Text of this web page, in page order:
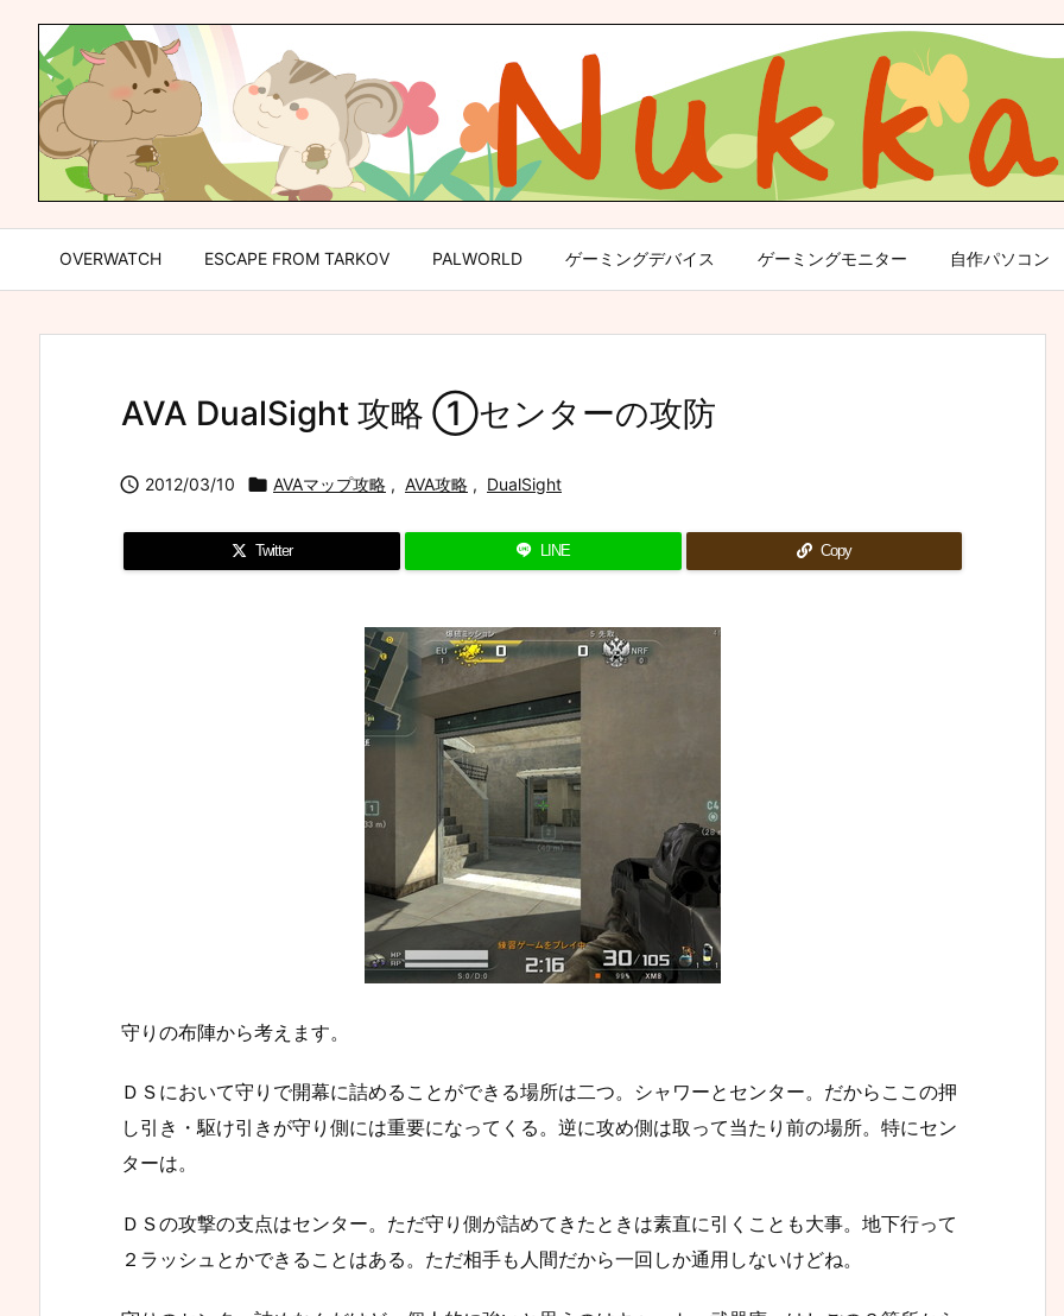
OVERWATCH ESCAPE FROM TARKOV PALWORLD ゲーミングデバイス ゲーミングモニター 自作パソコン
AVA DualSight 攻略 ①センターの攻防
 2012/03/10  AVAマップ攻略 , AVA攻略 , DualSight
Twitter LINE Copy
守りの布陣から考えます。
ＤＳにおいて守りで開幕に詰めることができる場所は二つ。シャワーとセンター。だからここの押
し引き・駆け引きが守り側には重要になってくる。逆に攻め側は取って当たり前の場所。特にセン
ターは。
ＤＳの攻撃の支点はセンター。ただ守り側が詰めてきたときは素直に引くことも大事。地下行って
２ラッシュとかできることはある。ただ相手も人間だから一回しか通用しないけどね。